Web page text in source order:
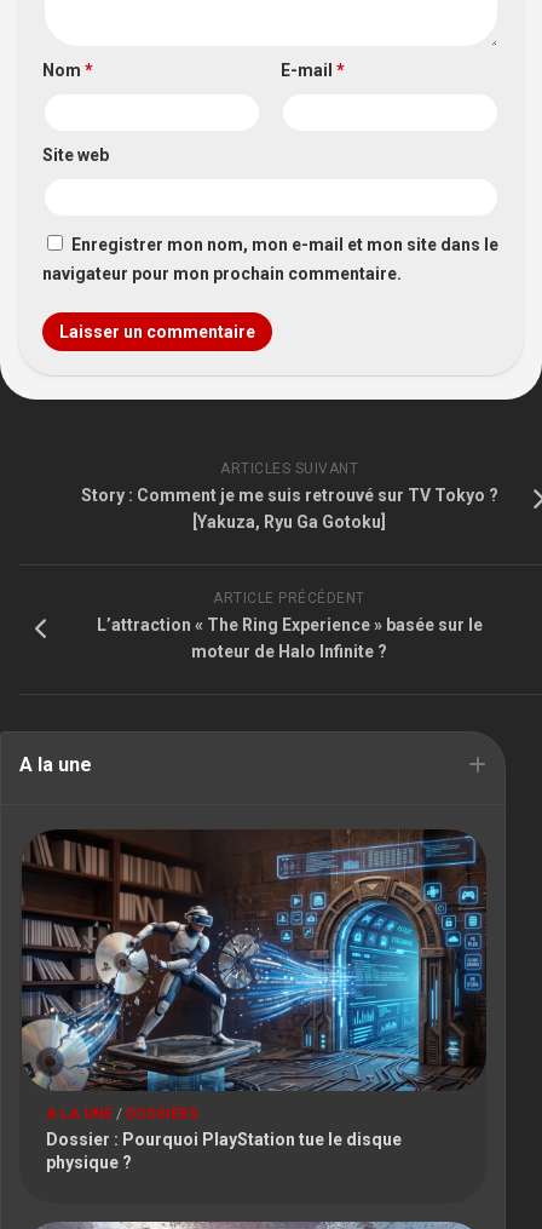
Nom * E-mail *
Site web
Enregistrer mon nom, mon e-mail et mon site dans le
navigateur pour mon prochain commentaire.
ARTICLES SUIVANT
Story : Comment je me suis retrouvé sur TV Tokyo ?
[Yakuza, Ryu Ga Gotoku]
ARTICLE PRÉCÉDENT
L’attraction « The Ring Experience » basée sur le
moteur de Halo Infinite ?
A la une
A LA UNE / DOSSIERS
Dossier : Pourquoi PlayStation tue le disque
physique ?